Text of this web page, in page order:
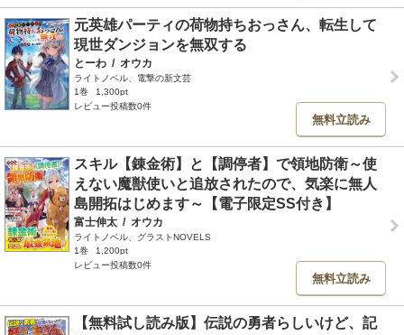
元英雄パーティの荷物持ちおっさん、転生して
現世ダンジョンを無双する
とーわ / オウカ
ライトノベル、電撃の新文芸
1巻
1,300pt
レビュー投稿数0件
無料立読み
スキル【錬金術】と【調停者】で領地防衛～使
えない魔獣使いと追放されたので、気楽に無人
島開拓はじめます～【電子限定SS付き】
富士伸太 / オウカ
ライトノベル、グラストNOVELS
1巻
1,200pt
レビュー投稿数0件
無料立読み
【無料試し読み版】伝説の勇者らしいけど、記